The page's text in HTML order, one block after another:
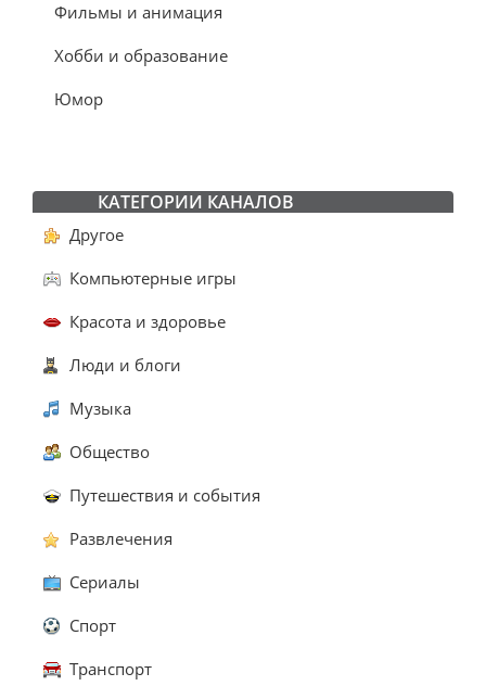
Фильмы и анимация
Хобби и образование
Юмор
КАТЕГОРИИ КАНАЛОВ
Другое
Компьютерные игры
Красота и здоровье
Люди и блоги
Музыка
Общество
Путешествия и события
Развлечения
Сериалы
Спорт
Транспорт